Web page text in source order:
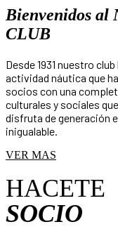
Bienvenidos al
CLUB
Desde 1931 nuestro
actividad náutica que
socios con una
culturales y sociales
disfruta de generación
inigualable.
VER MAS
HACETE
SOCIO